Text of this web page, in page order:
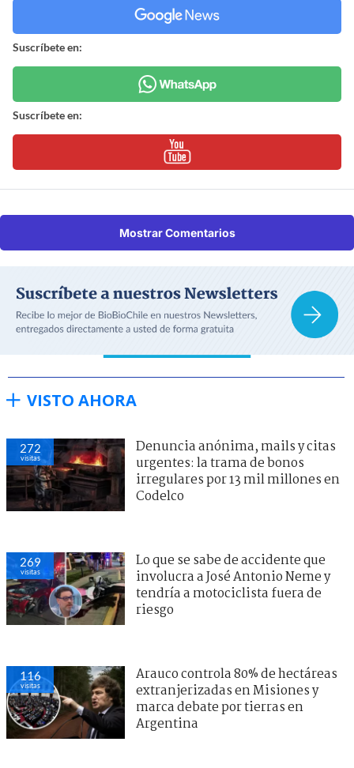
Suscríbete en:
Suscríbete en:
Mostrar Comentarios
VISTO AHORA
272
visitas
Denuncia anónima, mails y citas
urgentes: la trama de bonos
irregulares por 13 mil millones en
Codelco
269
visitas
Lo que se sabe de accidente que
involucra a José Antonio Neme y
tendría a motociclista fuera de
riesgo
116
visitas
Arauco controla 80% de hectáreas
extranjerizadas en Misiones y
marca debate por tierras en
Argentina